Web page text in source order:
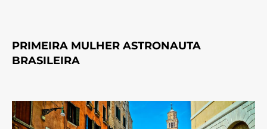
PRIMEIRA MULHER ASTRONAUTA
BRASILEIRA